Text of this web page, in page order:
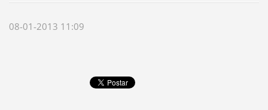
08-01-2013 11:09